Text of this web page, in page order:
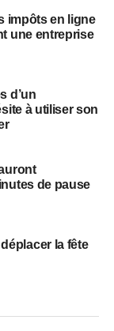
impôts en ligne
une entreprise
d’un
à utiliser son
de pause
la fête